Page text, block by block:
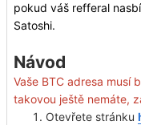
pokud váš refferal
Satoshi.
Návod
Vaše BTC adresa musí
takovou ještě nemáte,
Otevřete stránku